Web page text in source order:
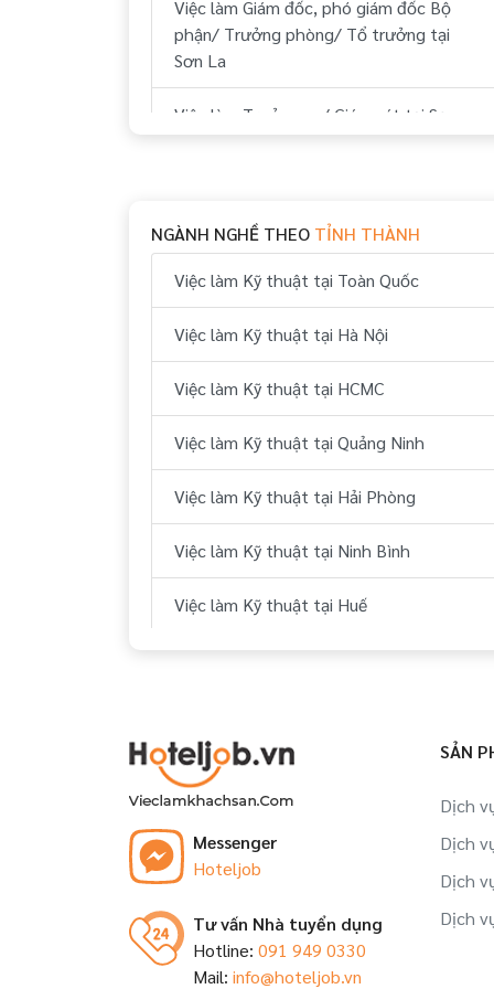
Việc làm Giám đốc, phó giám đốc Bộ
phận/ Trưởng phòng/ Tổ trưởng tại
Sơn La
Việc làm Trưởng ca/ Giám sát tại Sơn
Việc làm Đào tạo viên tại Sơn La
Việc làm Trợ lý, thư ký tại Sơn La
Việc làm Nhân viên tại Sơn La
NGÀNH NGHỀ THEO TỈNH THÀNH
Việc làm Kỹ thuật tại Toàn Quốc
Việc làm Kỹ thuật tại Hà Nội
Việc làm Kỹ thuật tại HCMC
Việc làm Kỹ thuật tại Quảng Ninh
Việc làm Kỹ thuật tại Hải Phòng
Việc làm Kỹ thuật tại Ninh Bình
Việc làm Kỹ thuật tại Huế
Việc làm Kỹ thuật tại Khánh Hòa
Việc làm Kỹ thuật tại Bà Rịa - Vũng Tàu
Việc làm Kỹ thuật tại Cần Thơ
Việc làm Kỹ thuật tại Kiên Giang
Messenger
Hoteljob
Tư vấn Nhà tuyển dụng
Hotline: 091 949 0330
Mail: info@hoteljob.vn
SẢN
Dịch
Dịch
Dịch
Dịch